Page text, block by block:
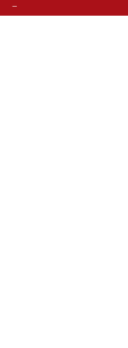
–
Bankverbindung: